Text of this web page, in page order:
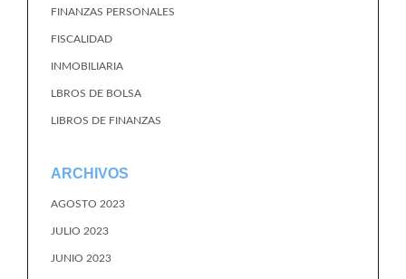
FINANZAS PERSONALES
FISCALIDAD
INMOBILIARIA
LBROS DE BOLSA
LIBROS DE FINANZAS
ARCHIVOS
AGOSTO 2023
JULIO 2023
JUNIO 2023